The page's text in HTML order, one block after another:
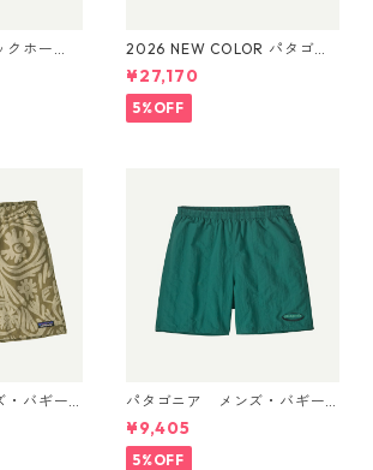
ホー
Ston
2026 NEW COLOR パタゴニ
ア ブラックホール・ダッフ
ル 70L (カラー Aqua Stone)
Patagonia Black Hole® Duff
el 70L 日本正規品 製品番号
¥27,170
5%OFF
バギー
チ 5702
パタゴニア メンズ・バギー
ズ・ショーツ ５インチ 5702
2 '95 Oval Logo: Gem Green
日本正規品
¥9,405
5%OFF